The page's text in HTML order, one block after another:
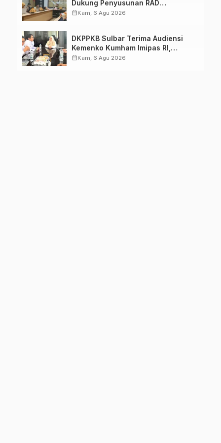
Dukung Penyusunan RAD
TPB/SDGs Sulawesi Barat
calendar_monthKam, 6 Agu 2026
DKPPKB Sulbar Terima Audiensi
Kemenko Kumham Imipas RI,
Perkuat Pelayanan Kesehatan bagi
calendar_monthKam, 6 Agu 2026